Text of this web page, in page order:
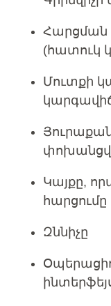
Հարցման
(հատուկ
Մուտքի
Կայքը,
հարցումը
Զննիչը